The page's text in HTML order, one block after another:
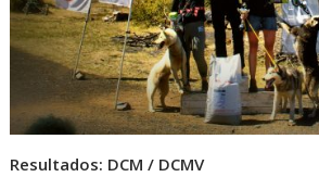
Resultados: DCM / DCMV